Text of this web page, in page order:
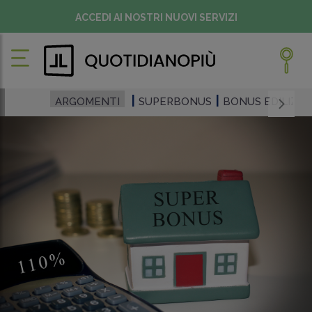
ACCEDI AI NOSTRI NUOVI SERVIZI
ARGOMENTI SUPERBONUS BONUS EDILIZI